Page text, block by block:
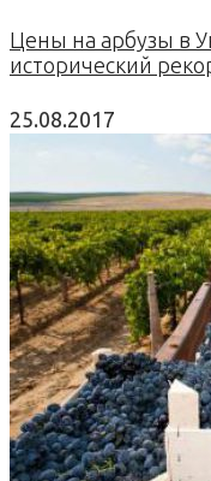
Цены на арбузы в
исторический
25.08.2017